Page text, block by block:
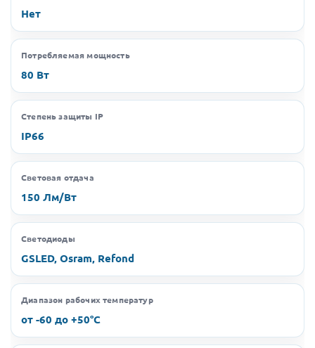
Нет
Потребляемая мощность
80 Вт
Степень защиты IP
IP66
Световая отдача
150 Лм/Вт
Светодиоды
GSLED, Osram, Refond
Диапазон рабочих температур
от -60 до +50°C